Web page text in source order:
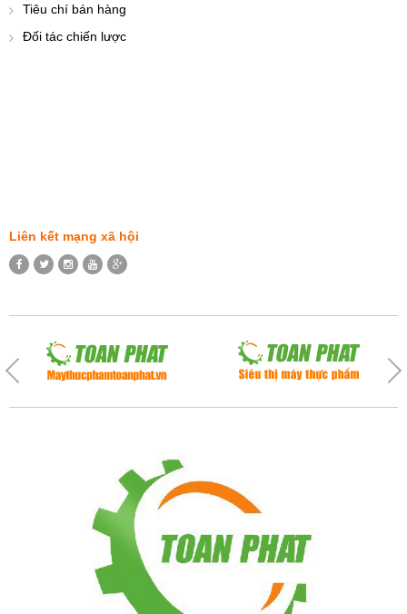
Tiêu chí bán hàng
Đối tác chiến lược
Liên kết mạng xã hội